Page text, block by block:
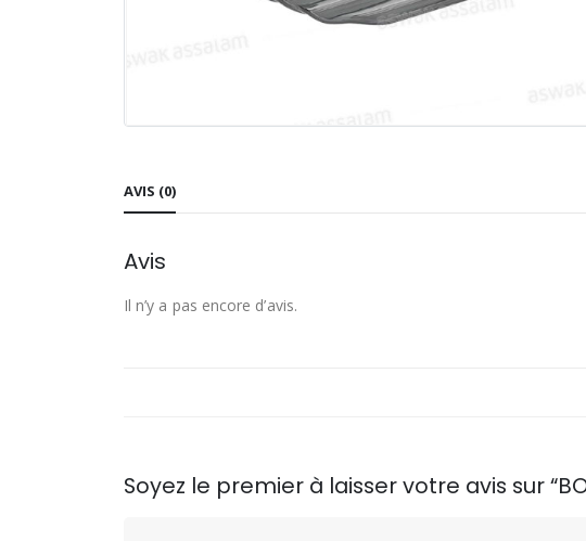
AVIS (0)
Avis
Il n’y a pas encore d’avis.
Soyez le premier à laisser votre avis sur